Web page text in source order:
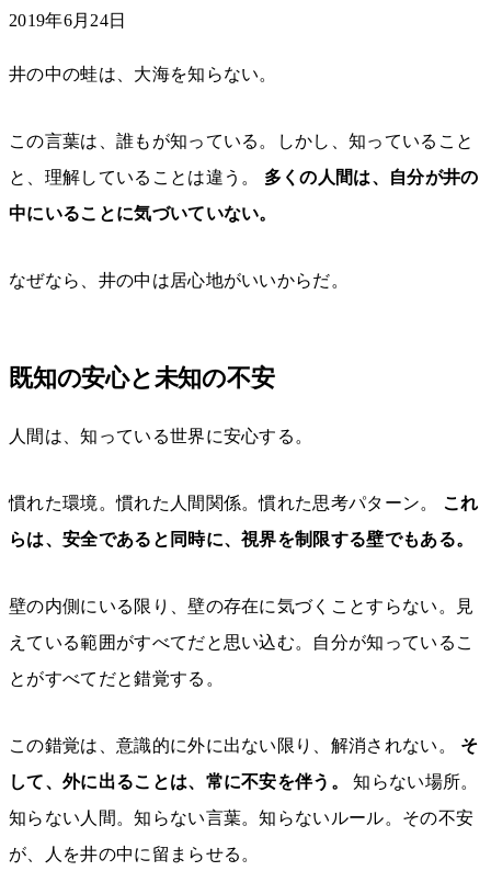
2019年6月24日
井の中の蛙は、大海を知らない。
この言葉は、誰もが知っている。しかし、知っていること
と、理解していることは違う。 多くの人間は、自分が井の
中にいることに気づいていない。
なぜなら、井の中は居心地がいいからだ。
既知の安心と未知の不安
人間は、知っている世界に安心する。
慣れた環境。慣れた人間関係。慣れた思考パターン。 これ
らは、安全であると同時に、視界を制限する壁でもある。
壁の内側にいる限り、壁の存在に気づくことすらない。見
えている範囲がすべてだと思い込む。自分が知っているこ
とがすべてだと錯覚する。
この錯覚は、意識的に外に出ない限り、解消されない。 そ
して、外に出ることは、常に不安を伴う。
知らない場所。
知らない人間。知らない言葉。知らないルール。その不安
が、人を井の中に留まらせる。